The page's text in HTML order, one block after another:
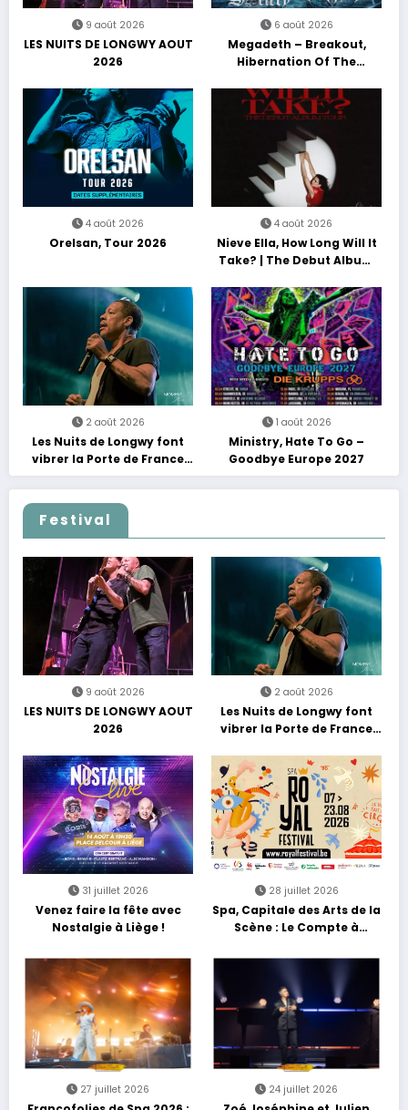
9 août 2026
LES NUITS DE LONGWY AOUT
2026
6 août 2026
Megadeth – Breakout,
Hibernation Of The
4 août 2026
Orelsan, Tour 2026
4 août 2026
Nieve Ella, How Long Will It
Take? | The Debut Album
2 août 2026
Les Nuits de Longwy font
vibrer la Porte de France
avec une soirée entre
découvertes et énergie
reggae
1 août 2026
Ministry, Hate To Go –
Goodbye Europe 2027
Festival
9 août 2026
LES NUITS DE LONGWY AOUT
2026
2 août 2026
Les Nuits de Longwy font
vibrer la Porte de France
découvertes et énergie
reggae
31 juillet 2026
Venez faire la fête avec
Nostalgie à Liège !
28 juillet 2026
Spa, Capitale des Arts de la
Scène : Le Compte à
27 juillet 2026 24 juillet 2026